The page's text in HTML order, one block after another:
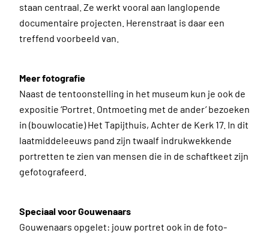
staan centraal. Ze werkt vooral aan langlopende
documentaire projecten. Herenstraat is daar een
treffend voorbeeld van.
Meer fotografie
Naast de tentoonstelling in het museum kun je ook de
expositie ‘Portret. Ontmoeting met de ander’ bezoeken
in (bouwlocatie) Het Tapijthuis, Achter de Kerk 17. In dit
laatmiddeleeuws pand zijn twaalf indrukwekkende
portretten te zien van mensen die in de schaftkeet zijn
gefotografeerd.
Speciaal voor Gouwenaars
Gouwenaars opgelet: jouw portret ook in de foto-